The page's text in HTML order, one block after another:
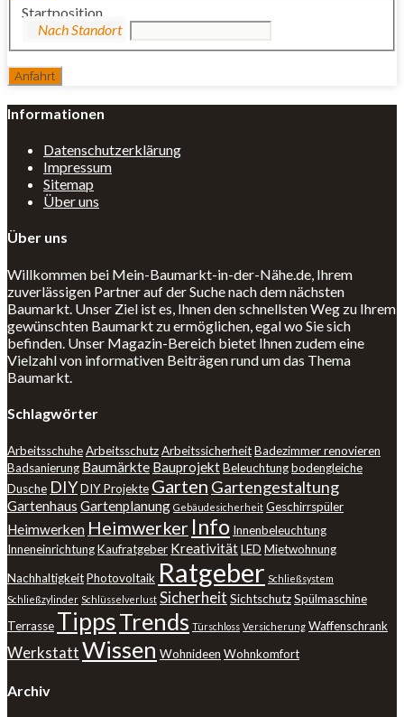
Startposition
Informationen
Datenschutzerklärung
Impressum
Sitemap
Über uns
Über uns
Willkommen bei Mein-Baumarkt-in-der-Nähe.de, Ihrem
zuverlässigen Partner auf der Suche nach dem nächsten
Baumarkt. Unser Ziel ist es, Ihnen den schnellsten Weg zu Ihrem
gewünschten Baumarkt zu ermöglichen, egal wo Sie sich
befinden. Unser Magazin-Bereich bietet Ihnen zudem eine
Vielzahl von informativen Beiträgen rund um das Thema
Baumarkt.
Schlagwörter
ArbeitsschuheArbeitsschutzArbeitssicherheitBadezimmer renovieren
Badsanierung Baumärkte BauprojektBeleuchtungbodengleiche
Dusche DIYDIY Projekte Garten Gartengestaltung
Gartenhaus Gartenplanung Gebäudesicherheit Geschirrspüler
Heimwerken Heimwerker Info Innenbeleuchtung
InneneinrichtungKaufratgeber KreativitätLED Mietwohnung
NachhaltigkeitPhotovoltaik Ratgeber Schließsystem
Schließzylinder Schlüsselverlust Sicherheit SichtschutzSpülmaschine
Terrasse TippsTrends Türschloss Versicherung Waffenschrank
WerkstattWissen Wohnideen Wohnkomfort
Archiv